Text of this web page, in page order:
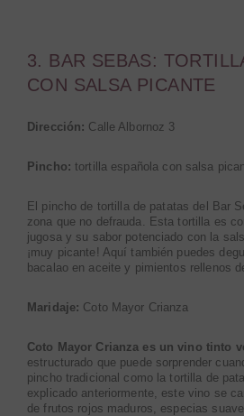
3. BAR SEBAS:
CON SALSA PICANTE
Dirección: Calle Albornoz 3
Pincho: tortilla española con salsa
El pincho de tortilla de patatas del Bar
zona que no defrauda. Esta tortilla es
jugosa y su sabor potenciado con la
¡muy picante! Aquí también puedes
bacalao en aceite y pimientos rellenos
Maridaje: Coto Mayor Crianza
Coto Mayor Crianza es un vino tinto
estructurado que puede sorprender
pincho tradicional como la tortilla de
explicado anteriormente, este vino se
de frutos rojos maduros, especias